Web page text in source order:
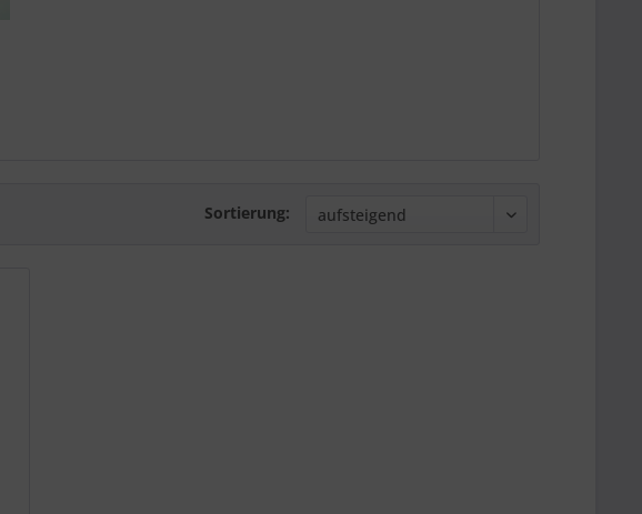
Sortierung: